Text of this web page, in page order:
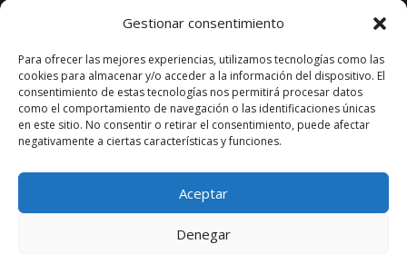
Gestionar consentimiento
Para ofrecer las mejores experiencias, utilizamos tecnologías como las
cookies para almacenar y/o acceder a la información del dispositivo. El
consentimiento de estas tecnologías nos permitirá procesar datos
como el comportamiento de navegación o las identificaciones únicas
en este sitio. No consentir o retirar el consentimiento, puede afectar
negativamente a ciertas características y funciones.
Aceptar
Denegar
26326 San Millán de la Cogolla
La Rioja. España.
Teléfono: +34 941 373 389
cilengua@cilengua.es